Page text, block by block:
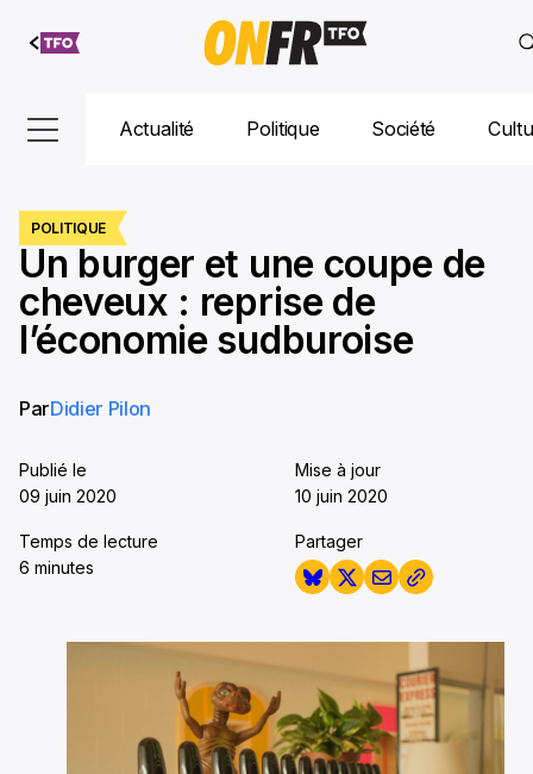
Aller au
contenu
Actualité Politique Société
POLITIQUE
Un burger et une coupe de
cheveux : reprise de
l’économie sudburoise
ParDidier Pilon
Publié le
09 juin 2020
Mise à jour
10 juin 2020
Temps de lecture
6 minutes
Partager